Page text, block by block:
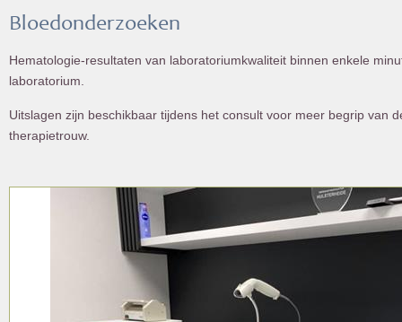
Bloedonderzoeken
Hematologie-resultaten van laboratoriumkwaliteit binnen enkele
laboratorium.
Uitslagen zijn beschikbaar tijdens het consult voor meer begrip van
therapietrouw.